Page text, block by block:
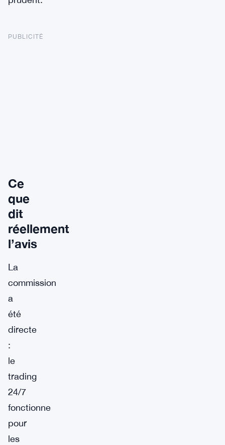
PUBLICITÉ
Ce
que
dit
réellement
l’avis
La
commission
a
été
directe
:
le
trading
24/7
fonctionne
pour
les